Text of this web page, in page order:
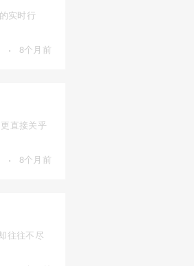
实时行
· 8个月前
直接关乎
· 8个月前
往往不尽